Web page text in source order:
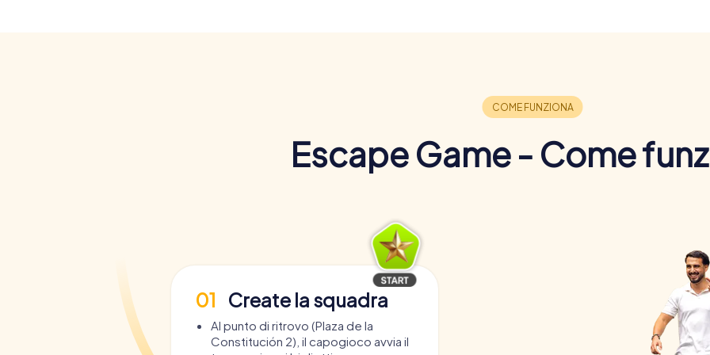
Escape Game - Come
01 Create la squadra
Al punto di ritrovo (Plaza de la
Constitución 2), il capogioco avvia il